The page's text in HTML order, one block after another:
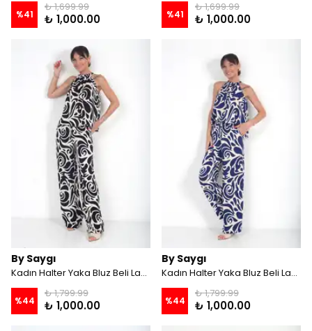
%41
₺ 1,699.99
₺ 1,000.00 %41
₺ 1,699.99
₺ 1,000.00
By Saygı
Kadın Halter Yaka Bluz Beli Lastikli Cepli Palazzo Pantolon Desenli 2'li Takım - Siyah
%44
₺ 1,799.99
₺ 1,000.00
By Saygı
Kadın Halter Yaka Bluz Beli Lastikli Cepli Palazzo Pantolon Desenli 2'li Takım - Lacivert
%44
₺ 1,799.99
₺ 1,000.00